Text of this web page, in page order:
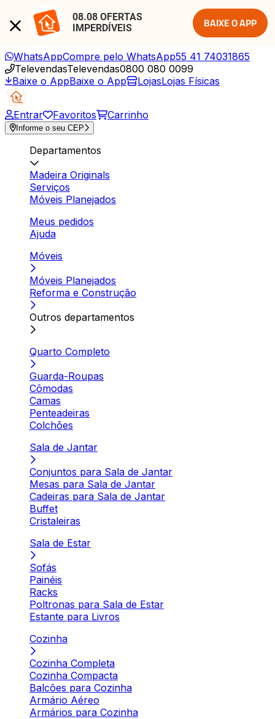
08.08 OFERTAS
IMPERDÍVEIS
BAIXE O APP
WhatsAppCompre pelo WhatsApp55 41 74031865
TelevendasTelevendas0800 080 0099
Baixe o AppBaixe o App LojasLojas Físicas
Entrar Favoritos Carrinho
Informe o seu CEP
Departamentos
Madeira Originals
Serviços
Móveis Planejados
Meus pedidos
Ajuda
Móveis
Móveis Planejados
Reforma e Construção
Outros departamentos
Quarto Completo
Guarda-Roupas
Cômodas
Camas
Penteadeiras
Colchões
Sala de Jantar
Conjuntos para Sala de Jantar
Mesas para Sala de Jantar
Cadeiras para Sala de Jantar
Buffet
Cristaleiras
Sala de Estar
Sofás
Painéis
Racks
Poltronas para Sala de Estar
Estante para Livros
Cozinha
Cozinha Completa
Cozinha Compacta
Balcões para Cozinha
Armário Aéreo
Armários para Cozinha